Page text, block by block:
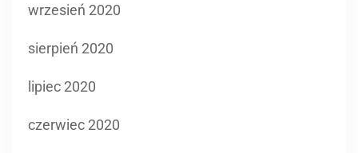
wrzesień 2020
sierpień 2020
lipiec 2020
czerwiec 2020